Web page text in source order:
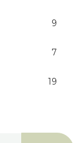
9
7
19